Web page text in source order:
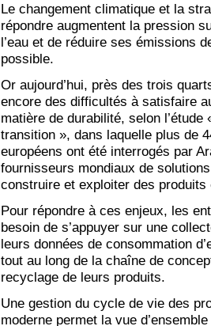
Le changement climatique et la
répondre augmentent la pression
l’eau et de réduire ses émissions
possible.
Or aujourd’hui, près des trois
encore des difficultés à satisfaire
matière de durabilité, selon l’étude
transition », dans laquelle plus de
européens ont été interrogés par
fournisseurs mondiaux de
construire et exploiter des produits
Pour répondre à ces enjeux, les
besoin de s’appuyer sur une
leurs données de consommation
tout au long de la chaîne de
recyclage de leurs produits.
Une gestion du cycle de vie des
moderne permet la vue